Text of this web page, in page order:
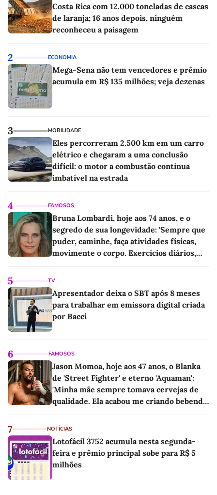
Costa Rica com 12.000 toneladas de cascas
de laranja; 16 anos depois, ninguém
reconheceu a paisagem
2 ECONOMIA
Mega-Sena não tem vencedores e prêmio
acumula em R$ 135 milhões; veja dezenas
3 MOBILIDADE
Eles percorreram 2.500 km em um carro
elétrico e chegaram a uma conclusão
difícil: o motor a combustão continua
imbatível na estrada
4 FAMOSOS
Bruna Lombardi, hoje aos 74 anos, e o
segredo de sua longevidade: 'Sempre que
puder, caminhe, faça atividades físicas,
movimente o corpo. Exercícios diários,
5 TV
Apresentador deixa o SBT após 8 meses
para trabalhar em emissora digital criada
por Bacci
6 FAMOSOS
Jason Momoa, hoje aos 47 anos, o Blanka
de 'Street Fighter' e eterno 'Aquaman':
'Minha mãe sempre tomava cervejas de
qualidade. Ela acabou me criando bebendo
7 NOTÍCIAS
Lotofácil 3752 acumula nesta segunda-
feira e prêmio principal sobe para R$ 5
milhões